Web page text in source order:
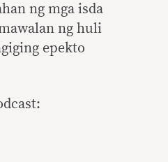
ng mga isda
ng huli
epekto